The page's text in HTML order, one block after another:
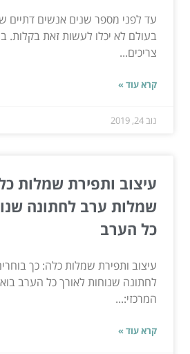
עד לפני מספר שנים אנשים דתיים
בעולם לא יכלו לעשות זאת בקלות.
צריכים...
קרא עוד »
נוב 24, 2019
עיצוב ותפירת שמלות
שמלות ערב לחתונה
כל הערב
עיצוב ותפירת שמלות כלה: כך
לחתונה שנוחות לאורך כל הערב
המרכזי:...
קרא עוד »